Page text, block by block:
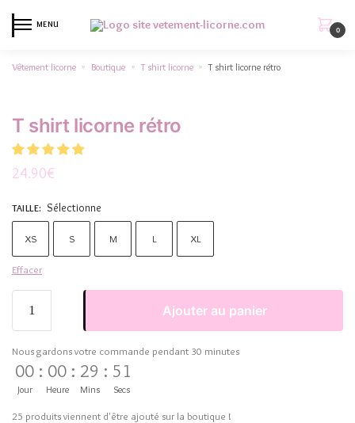
MENU
0
Vêtement licorne » Boutique » T shirt licorne » T shirt licorne rétro
T shirt licorne rétro
24.90€
TAILLE: Sélectionne
XS S M L XL
Effacer
Ajouter au panier
Nous gardons votre commande pendant 30 minutes
00
Jour
: 00
Heure
: 29
Mins
: 51
Secs
25 produits viennent d'être ajouté sur la boutique !